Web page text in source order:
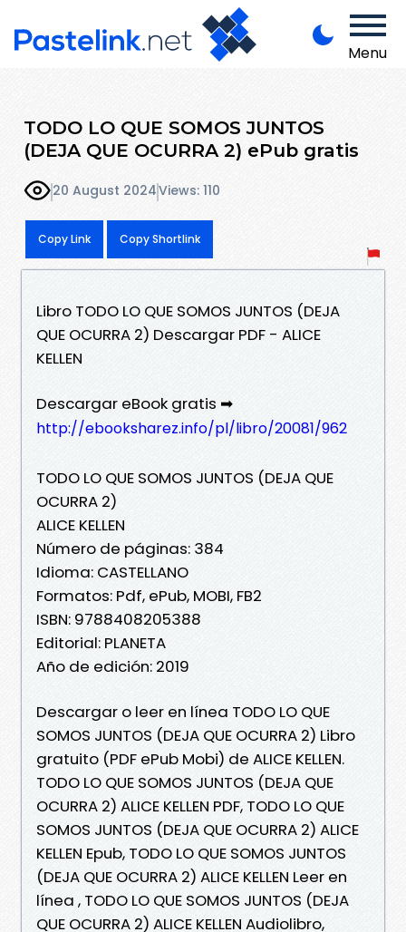
Menu
TODO LO QUE SOMOS JUNTOS
(DEJA QUE OCURRA 2) ePub gratis
20 August 2024Views: 110
Copy Link Copy Shortlink
Libro TODO LO QUE SOMOS JUNTOS (DEJA
QUE OCURRA 2) Descargar PDF - ALICE
KELLEN
Descargar eBook gratis ➡
http://ebooksharez.info/pl/libro/20081/962
TODO LO QUE SOMOS JUNTOS (DEJA QUE
OCURRA 2)
ALICE KELLEN
Número de páginas: 384
Idioma: CASTELLANO
Formatos: Pdf, ePub, MOBI, FB2
ISBN: 9788408205388
Editorial: PLANETA
Año de edición: 2019
Descargar o leer en línea TODO LO QUE
SOMOS JUNTOS (DEJA QUE OCURRA 2) Libro
gratuito (PDF ePub Mobi) de ALICE KELLEN.
TODO LO QUE SOMOS JUNTOS (DEJA QUE
OCURRA 2) ALICE KELLEN PDF, TODO LO QUE
SOMOS JUNTOS (DEJA QUE OCURRA 2) ALICE
KELLEN Epub, TODO LO QUE SOMOS JUNTOS
(DEJA QUE OCURRA 2) ALICE KELLEN Leer en
línea , TODO LO QUE SOMOS JUNTOS (DEJA
QUE OCURRA 2) ALICE KELLEN Audiolibro,